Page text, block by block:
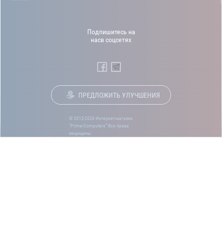
Подпишитесь на
насв соцсетях
ПРЕДЛОЖИТЬ УЛУЧШЕНИЯ
© 2012-2026 Интернет-магазин
“Prime-Computers” Все права
защищены.